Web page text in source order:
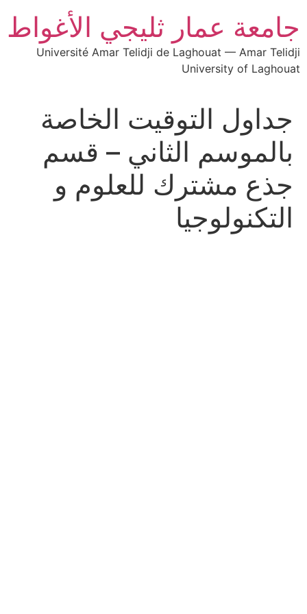
جامعة عمار ثليجي الأغواط
Université Amar Telidji de Laghouat — Amar Telidji
University of Laghouat
جداول التوقيت الخاصة
بالموسم الثاني – قسم
جذع مشترك للعلوم و
التكنولوجيا